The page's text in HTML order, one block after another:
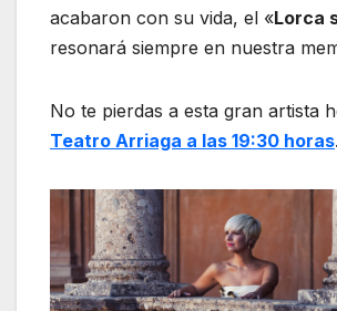
acabaron con su vida, el «Lorca
resonará siempre en nuestra
No te pierdas a esta gran artista
Teatro Arriaga a las 19:30 horas.